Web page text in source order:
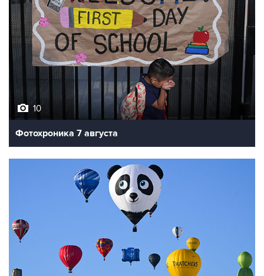
10
Фотохроника 7 августа